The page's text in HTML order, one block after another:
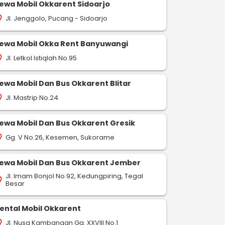
Pagatan- Surabaya
749 km
Pesan Sekarang
pin_drop Pagatan-Bontang
map 631 km
Pesan Sekarang
Mobil Okkarent Sidoarjo
Jl. Jenggolo, Pucang - Sidoarjo
Mobil Okka Rent Banyuwangi
Jl. Letkol Istiqlah No.95
Mobil Dan Bus Okkarent Blitar
Jl. Mastrip No.24
Mobil Dan Bus Okkarent Gresik
Gg. V No.26, Kesemen, Sukorame
Mobil Dan Bus Okkarent Jember
Jl. Imam Bonjol No.92, Kedungpiring, Tegal
Besar
Mobil Okkarent
Jl. Nusa Kambangan Gg. XXVIII No.1